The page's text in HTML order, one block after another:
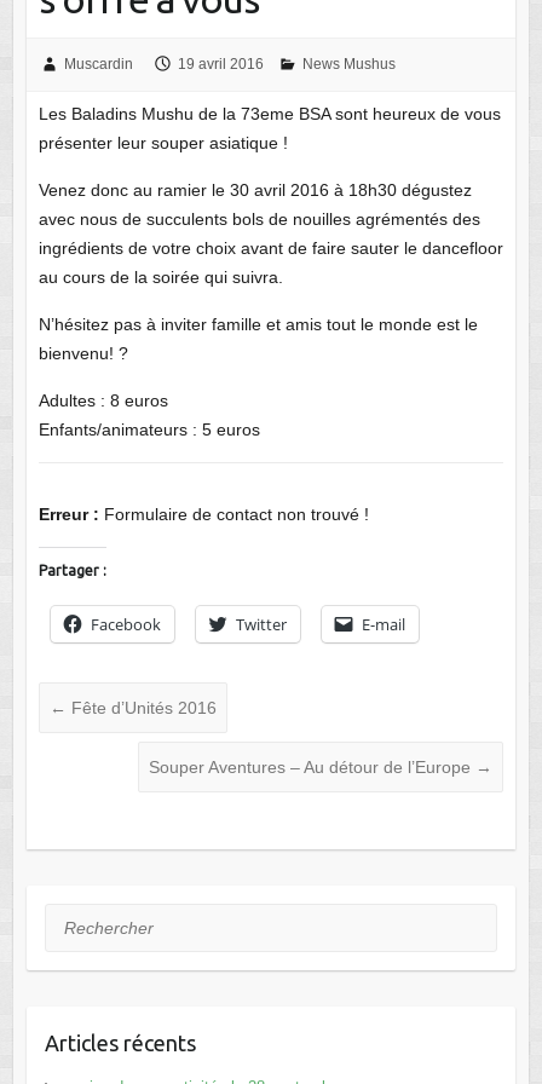
Muscardin 19 avril 2016 News Mushus
Les Baladins Mushu de la 73eme BSA sont heureux de vous
présenter leur souper asiatique !
Venez donc au ramier le 30 avril 2016 à 18h30 dégustez
avec nous de succulents bols de nouilles agrémentés des
ingrédients de votre choix avant de faire sauter le dancefloor
au cours de la soirée qui suivra.
N’hésitez pas à inviter famille et amis tout le monde est le
bienvenu! ?
Adultes : 8 euros
Enfants/animateurs : 5 euros
Erreur : Formulaire de contact non trouvé !
Partager :
Facebook Twitter E-mail
← Fête d’Unités 2016
Souper Aventures – Au détour de l’Europe →
Rechercher
Articles récents